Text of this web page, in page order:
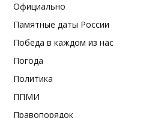
Официально
Памятные даты России
Победа в каждом из нас
Погода
Политика
ППМИ
Правопорядок